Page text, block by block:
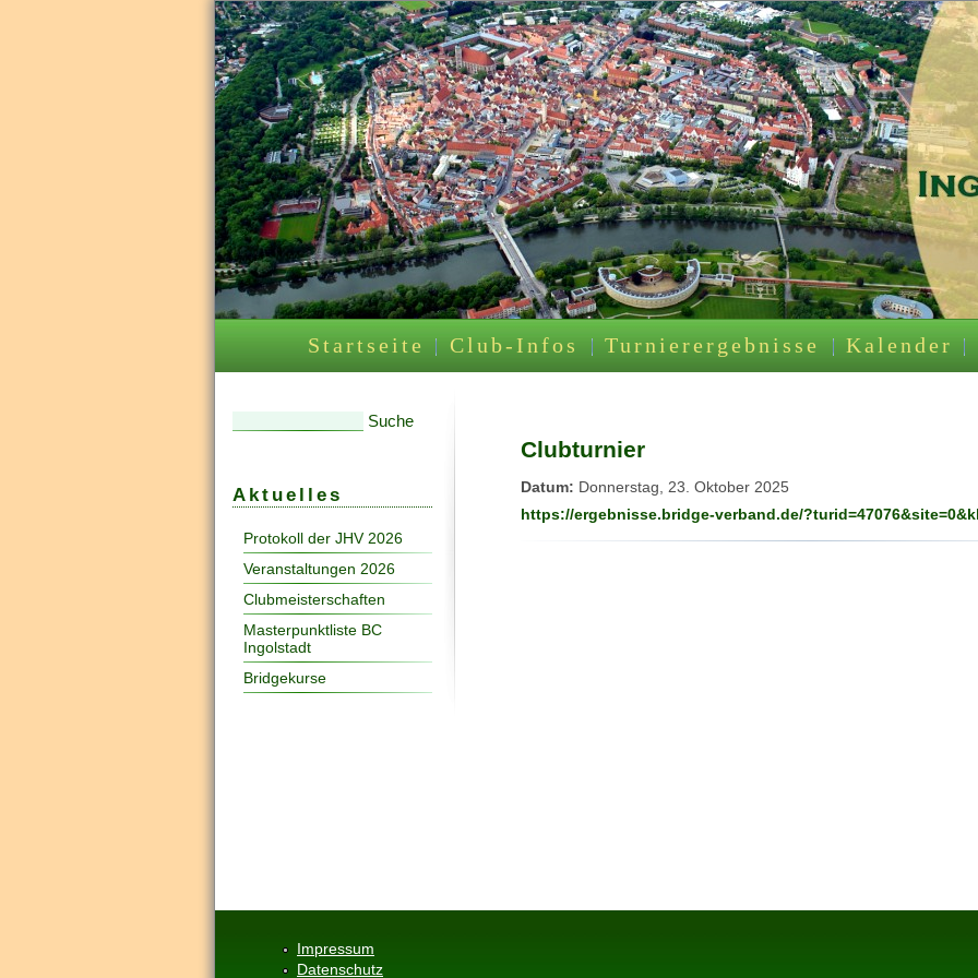
Startseite Club-Infos Turnierergebnisse Kalender
Suchformular
Aktuelles
Protokoll der JHV 2026
Veranstaltungen 2026
Clubmeisterschaften
Masterpunktliste BC
Ingolstadt
Bridgekurse
Clubturnier
Datum: Donnerstag, 23. Oktober 2025
https://ergebnisse.bridge-verband.de/
Impressum
Datenschutz